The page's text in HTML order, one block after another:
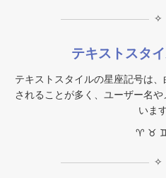
✧
テキストスタ
テキストスタイルの星座記号は
されることが多く、ユーザー名
います
♈︎ ♉︎
✧